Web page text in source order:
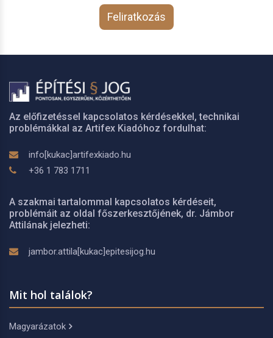
Feliratkozás
Az előfizetéssel kapcsolatos kérdésekkel, technikai
problémákkal az Artifex Kiadóhoz fordulhat:
info[kukac]artifexkiado.hu
+36 1 783 1711
A szakmai tartalommal kapcsolatos kérdéseit,
problémáit az oldal főszerkesztőjének, dr. Jámbor
Attilának jelezheti:
jambor.attila[kukac]epitesijog.hu
Mit hol találok?
Magyarázatok